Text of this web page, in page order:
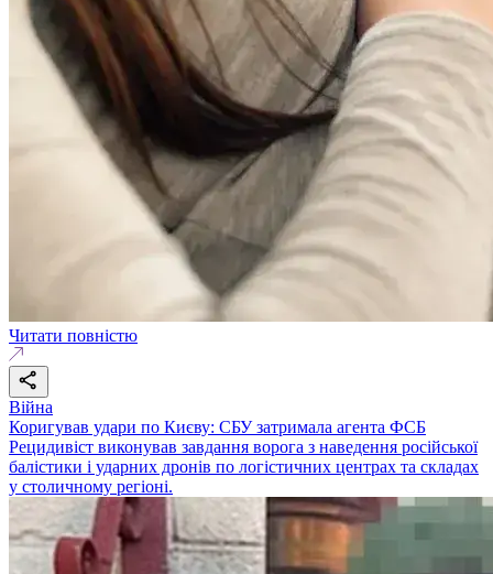
Читати повністю
Війна
Коригував удари по Києву: СБУ затримала агента ФСБ
Рецидивіст виконував завдання ворога з наведення російської
балістики і ударних дронів по логістичних центрах та складах
у столичному регіоні.